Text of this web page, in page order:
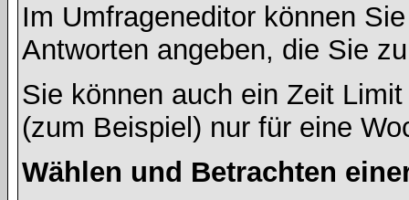
Im Umfrageneditor können
Antworten angeben, die Sie
Sie können auch ein Zeit
(zum Beispiel) nur für eine
Wählen und Betrachten